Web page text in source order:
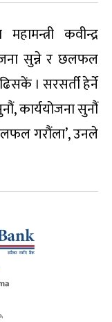
कवीन्द्र
सुन्ने र छलफल
। सरसर्ती हेर्ने
कार्ययोजना सुनौं
गरौंला’, उनले